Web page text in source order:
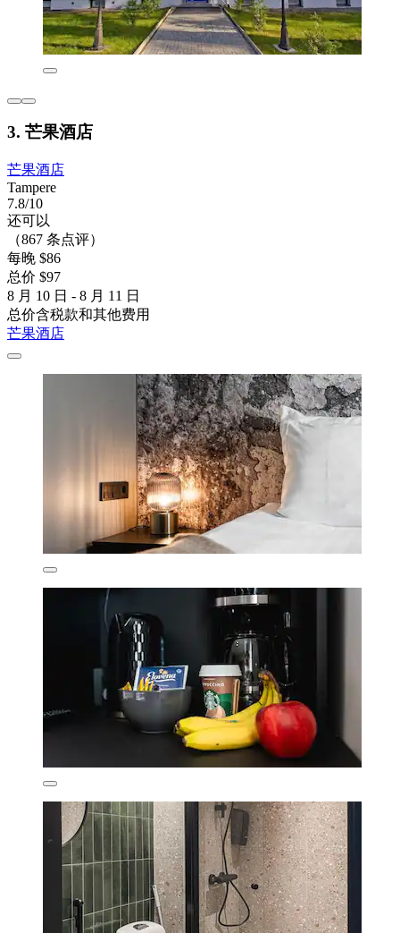
3. 芒果酒店
芒果酒店
Tampere
7.8/10
还可以
（867 条点评）
每晚 $86
总价 $97
8 月 10 日 - 8 月 11 日
总价含税款和其他费用
芒果酒店